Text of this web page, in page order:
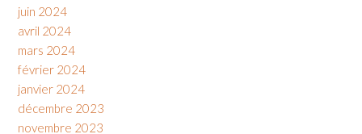
juin 2024
avril 2024
mars 2024
février 2024
janvier 2024
décembre 2023
novembre 2023